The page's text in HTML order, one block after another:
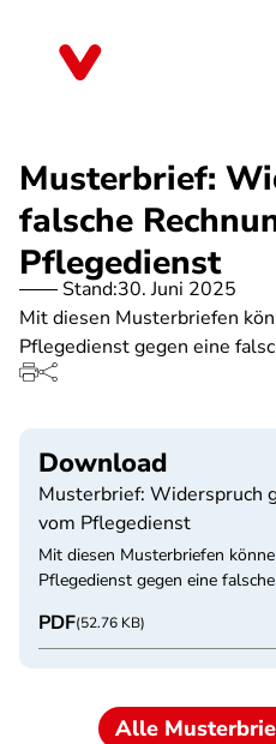
Musterbrief:
falsche
Pflegedienst
Stand:30. Juni 2025
Mit diesen Musterbriefen
Pflegedienst gegen eine
Download
Musterbrief: Widerspruch
vom Pflegedienst
Mit diesen Musterbriefen
Pflegedienst gegen eine
PDF(52.76 KB)
Alle